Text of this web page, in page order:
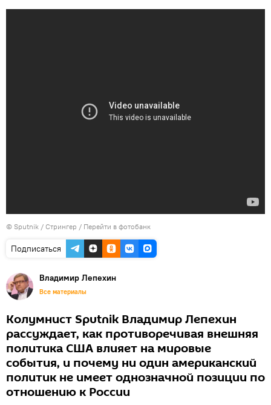
© Sputnik / Стрингер / Перейти в фотобанк
Подписаться
Владимир Лепехин
Все материалы
Колумнист Sputnik Владимир Лепехин
рассуждает, как противоречивая внешняя
политика США влияет на мировые
события, и почему ни один американский
политик не имеет однозначной позиции по
отношению к России